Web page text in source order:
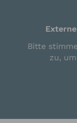
Bitte
zu,